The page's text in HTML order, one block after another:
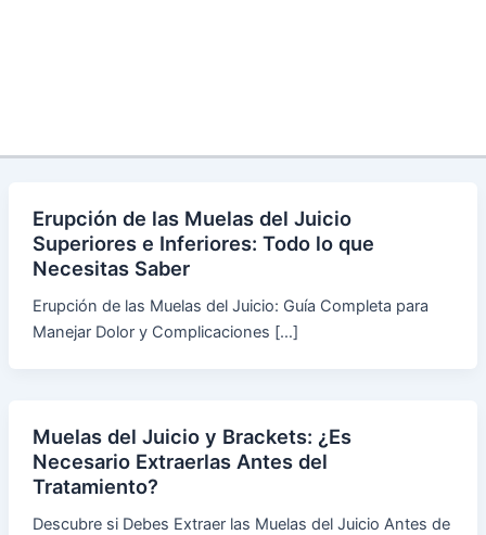
Erupción de las Muelas del Juicio
Superiores e Inferiores: Todo lo que
Necesitas Saber
Erupción de las Muelas del Juicio: Guía Completa para
Manejar Dolor y Complicaciones […]
Muelas del Juicio y Brackets: ¿Es
Necesario Extraerlas Antes del
Tratamiento?
Descubre si Debes Extraer las Muelas del Juicio Antes de